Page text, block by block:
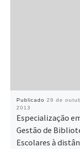
Publicado 29 de
2013
Especialização
Gestão de
Escolares à